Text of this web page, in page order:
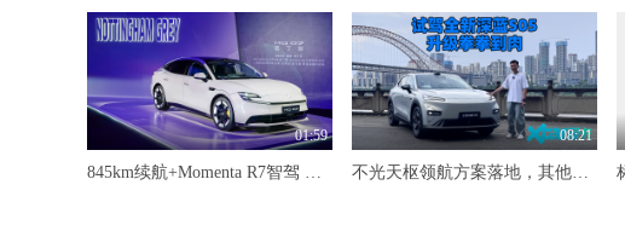
01:59
845km续航+Momenta R7智驾 MG07预售12.59万-16.59万
08:21
不光天枢领航方案落地，其他升级也是拳拳到肉 试驾全新深蓝S05